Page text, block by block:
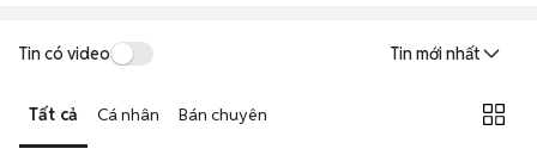
Tin có video Tin mới nhất
Tất cả Cá nhân Bán chuyên